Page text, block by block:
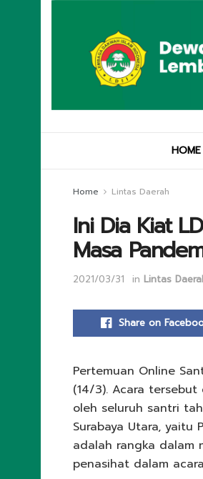
HOME
Home Lintas Daerah
Ini Dia Kiat
Masa
2021/03/31 in Lintas
Share on
Pertemuan Online
(14/3). Acara
oleh seluruh santri
Surabaya Utara, yaitu
adalah rangka dalam
penasihat dalam